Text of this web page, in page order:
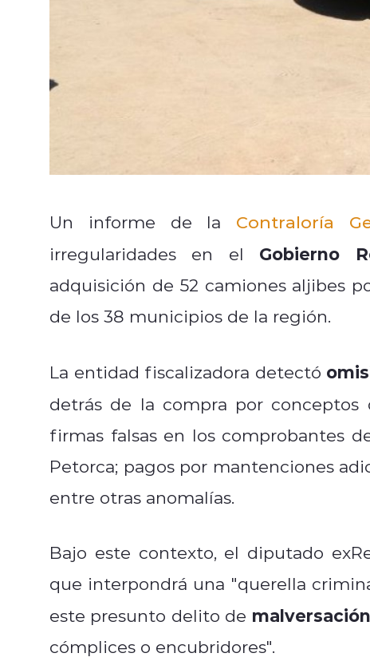
Un informe de la Contraloría
irregularidades en el Gobierno
adquisición de 52 camiones aljibes
de los 38 municipios de la región.
La entidad fiscalizadora detectó
detrás de la compra por conceptos
firmas falsas en los comprobantes
Petorca; pagos por mantenciones
entre otras anomalías.
Bajo este contexto, el diputado
que interpondrá una "querella
este presunto delito de
cómplices o encubridores".